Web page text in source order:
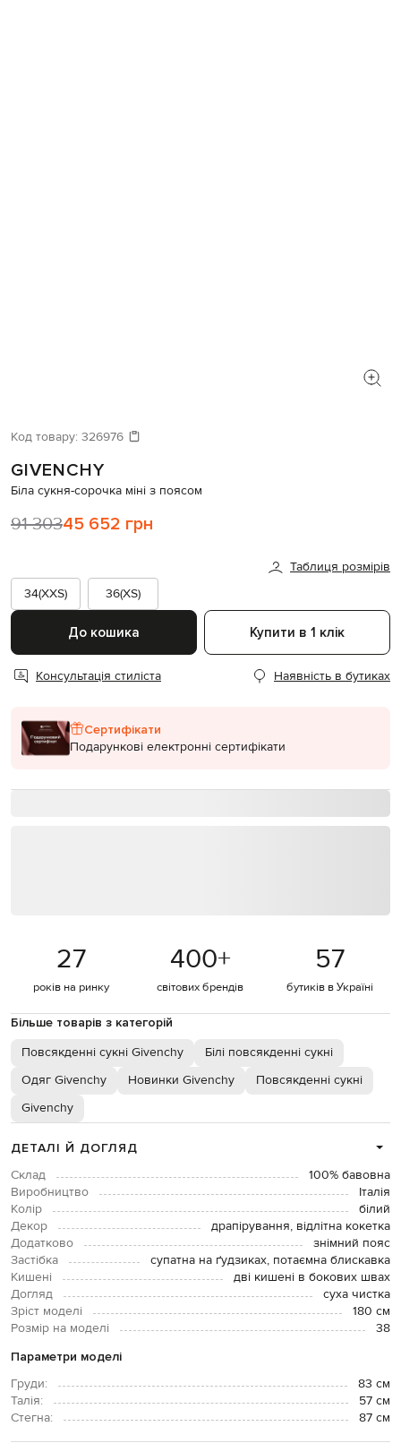
Код товару: 326976
GIVENCHY
Біла сукня-сорочка міні з поясом
91 30345 652 грн
Таблиця розмірів
34(XXS)
36(XS)
До кошика Купити в 1 клік
Консультація стиліста Наявність в бутиках
Сертифікати
Подарункові електронні сертифікати
27
років на ринку
400+
світових брендів
57
бутиків в Україні
Більше товарів з категорій
Повсякденні сукні Givenchy
Білі повсякденні сукні
Одяг Givenchy
Новинки Givenchy
Повсякденні сукні
Givenchy
ДЕТАЛІ Й ДОГЛЯД
Склад
100% бавовна
Виробництво
Італія
Колір
білий
Декор
драпірування, відлітна кокетка
Додатково
знімний пояс
Застібка
супатна на ґудзиках, потаємна блискавка
Кишені
дві кишені в бокових швах
Догляд
суха чистка
Зріст моделі
180 см
Розмір на моделі
38
Параметри моделі
Груди:
83 см
Талія:
57 см
Стегна:
87 см